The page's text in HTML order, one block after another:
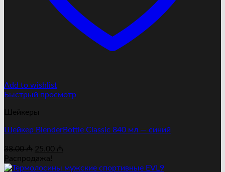
Add to wishlist
Быстрый просмотр
Шейкеры
Шейкер BlenderBottle Classic 840 мл — синий
38.00₼ Первоначальная
цена
составляла
25.00 ₼
25.00 ₼.
Распродажа!